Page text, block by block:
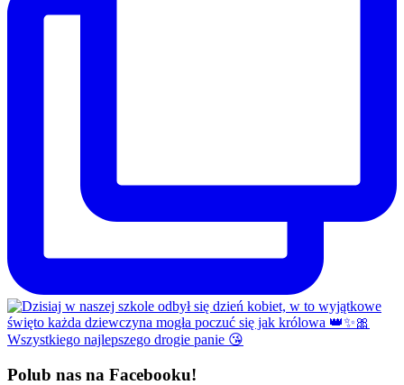
Polub nas na Facebooku!